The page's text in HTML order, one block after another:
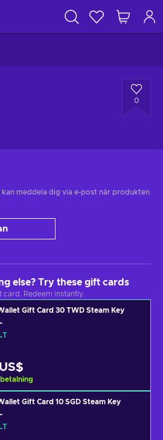
0
kan meddela dig via e-post när produkten
else? Try these gift cards
card. Redeem instantly.
Gift Card 30 TWD Steam Key
Gift Card 10 SGD Steam Key